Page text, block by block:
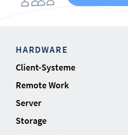
HARDWARE
Client-Systeme
Remote Work
Server
Storage